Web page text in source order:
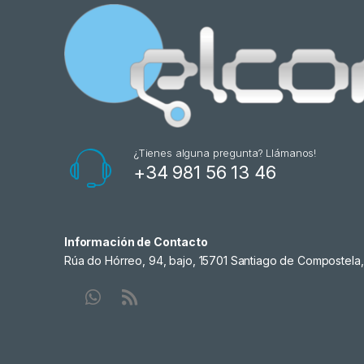
¿Tienes alguna pregunta? Llámanos!
+34 981 56 13 46
Información de Contacto
Rúa do Hórreo, 94, bajo, 15701 Santiago de